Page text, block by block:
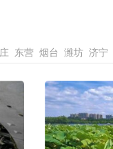
东营 烟台 潍坊 济宁